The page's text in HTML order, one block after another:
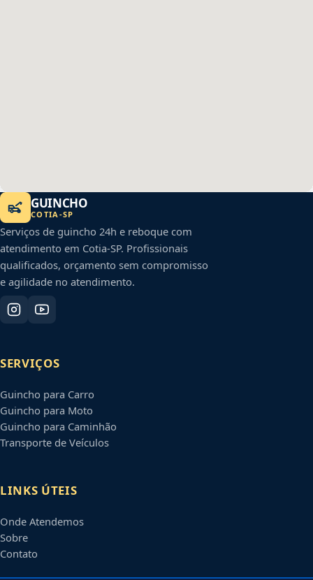
GUINCHO
COTIA -SP
Serviços de guincho 24h e reboque com
atendimento em Cotia-SP. Profissionais
qualificados, orçamento sem compromisso
e agilidade no atendimento.
SERVIÇOS
Guincho para Carro
Guincho para Moto
Guincho para Caminhão
Transporte de Veículos
LINKS ÚTEIS
Onde Atendemos
Sobre
Contato